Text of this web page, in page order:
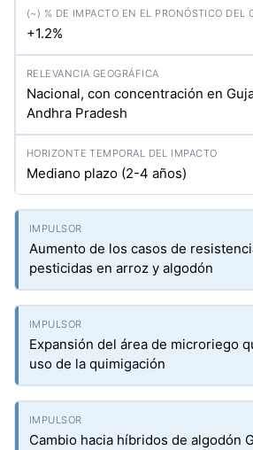
+1.2%
Nacional, con concentración en
Andhra Pradesh
Mediano plazo (2-4 años)
Aumento de los casos de
pesticidas en arroz y algodón
Expansión del área de microriego
uso de la quimigación
Cambio hacia híbridos de algodón